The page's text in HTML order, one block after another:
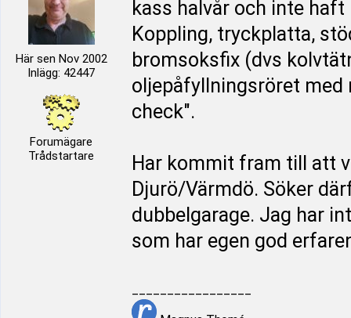
Här sen Nov 2002
Inlägg: 42447
Forumägare
Trådstartare
kass halvår och inte
Koppling, tryckplatta,
bromsoksfix (dvs
oljepåfyllningsröret med
check".
Har kommit fram till att
Djurö/Värmdö. Söker
dubbelgarage. Jag har
som har egen god